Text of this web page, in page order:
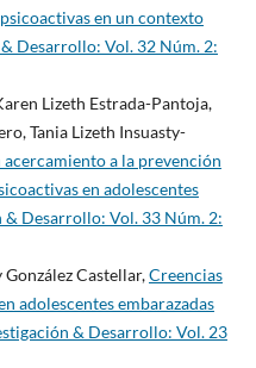
en un contexto
Desarrollo: Vol. 32 Núm. 2:
Lizeth Estrada-Pantoja,
Tania Lizeth Insuasty-
acercamiento a la prevención
en adolescentes
& Desarrollo: Vol. 33 Núm. 2:
Castellar,Creencias
adolescentes embarazadas
& Desarrollo: Vol. 23